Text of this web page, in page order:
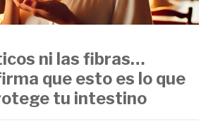
ni las fibras…
que esto es lo que
tu intestino